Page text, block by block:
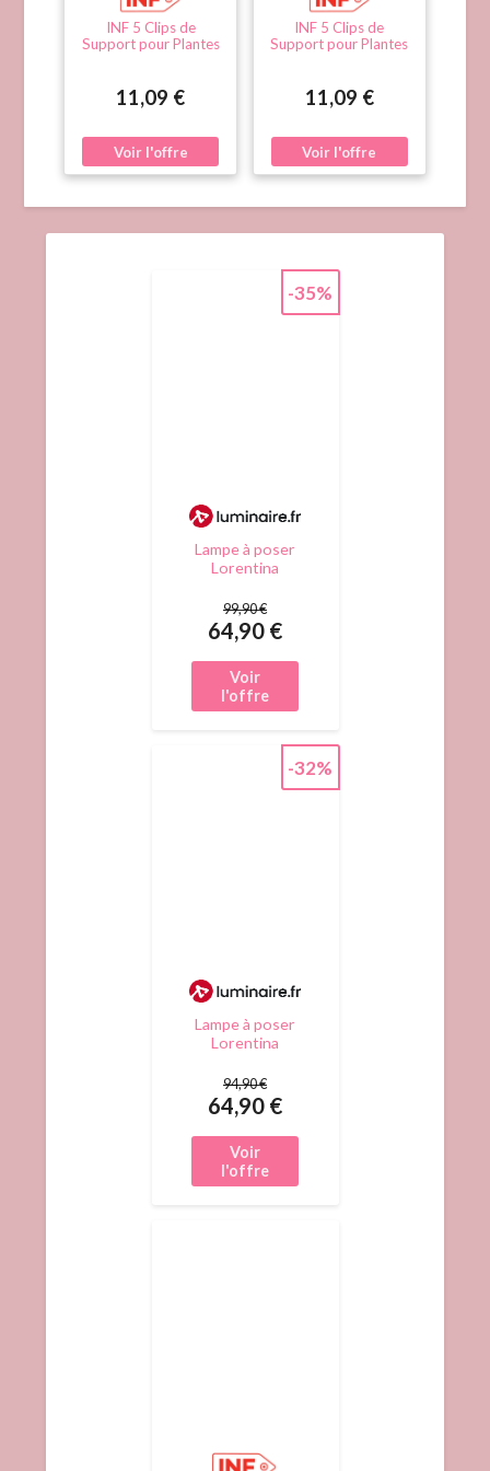
INF 5 Clips de
Support pour Plantes
en TPR pour
Hydroponie, Jardin et
11,09 €
INF 5 Clips de
Support pour Plantes
en TPR pour
Hydroponie, Jardin et
11,09 €
Lampe à poser
Lorentina
Salon / Salle à
manger, Textile
/ Tissu / Soie,
Design, Lampe à
poser
99,90 €
64,90 €
-35%
Lampe à poser
Lorentina
Salon / Salle à
manger, Textile
/ Tissu / Soie,
Design, Lampe à
poser
94,90 €
64,90 €
-32%